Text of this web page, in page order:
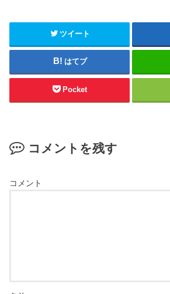
ツイート
はてブ
Pocket
コメントを残す
コメント